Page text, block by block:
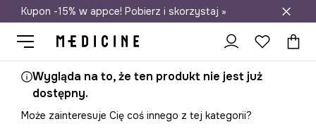
Darmowa dostawa do salonów
Kupon -15% w appce! Pobierz i skorzystaj »
Wygląda na to, że ten produkt nie jest już
dostępny.
Może zainteresuje Cię coś innego z tej kategorii?